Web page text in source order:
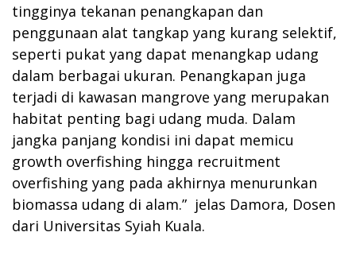
tingginya tekanan penangkapan dan
penggunaan alat tangkap yang kurang selektif,
seperti pukat yang dapat menangkap udang
dalam berbagai ukuran. Penangkapan juga
terjadi di kawasan mangrove yang merupakan
habitat penting bagi udang muda. Dalam
jangka panjang kondisi ini dapat memicu
growth overfishing hingga recruitment
overfishing yang pada akhirnya menurunkan
biomassa udang di alam.” jelas Damora, Dosen
dari Universitas Syiah Kuala.